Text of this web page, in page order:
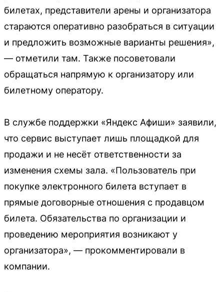
билетах, представители арены и организатора
стараются оперативно разобраться в ситуации
и предложить возможные варианты решения»,
— отметили там. Также посоветовали
обращаться напрямую к организатору или
билетному оператору.
В службе поддержки «Яндекс Афиши» заявили,
что сервис выступает лишь площадкой для
продажи и не несёт ответственности за
изменения схемы зала. «Пользователь при
покупке электронного билета вступает в
прямые договорные отношения с продавцом
билета. Обязательства по организации и
проведению мероприятия возникают у
организатора», — прокомментировали в
компании.